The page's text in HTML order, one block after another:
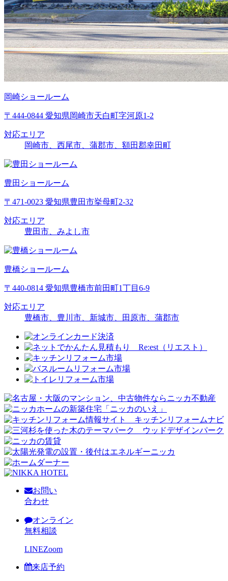
岡崎ショールーム
〒444-0844 愛知県岡崎市天白町字河原1-2
対応エリア
岡崎市、西尾市、蒲郡市、額田郡幸田町
豊田ショールーム
〒471-0023 愛知県豊田市挙母町2-32
対応エリア
豊田市、みよし市
豊橋ショールーム
〒440-0814 愛知県豊橋市前田町1丁目6-9
対応エリア
豊橋市、豊川市、新城市、田原市、蒲郡市
お問い
合わせ
オンライン
無料相談
LINEZoom
来店予約